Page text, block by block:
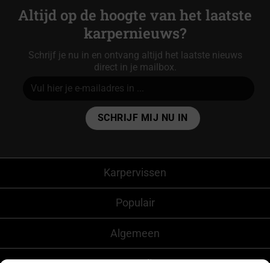
Altijd op de hoogte van het laatste
karpernieuws?
Schrijf je nu in en ontvang altijd het laatste nieuws
direct in je mailbox.
Karpervissen
Populair
Algemeen